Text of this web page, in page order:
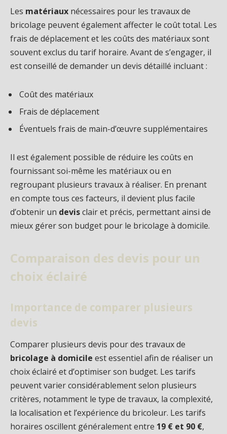
Les matériaux nécessaires pour les travaux de
bricolage peuvent également affecter le coût total. Les
frais de déplacement et les coûts des matériaux sont
souvent exclus du tarif horaire. Avant de s’engager, il
est conseillé de demander un devis détaillé incluant :
Coût des matériaux
Frais de déplacement
Éventuels frais de main-d’œuvre supplémentaires
Il est également possible de réduire les coûts en
fournissant soi-même les matériaux ou en
regroupant plusieurs travaux à réaliser. En prenant
en compte tous ces facteurs, il devient plus facile
d’obtenir un devisclair et précis, permettant ainsi de
mieux gérer son budget pour le bricolage à domicile.
Comparaison des devis pour un
choix éclairé
Importance de comparer plusieurs
devis
Comparer plusieurs devis pour des travaux de
bricolage à domicile est essentiel afin de réaliser un
choix éclairé et d’optimiser son budget. Les tarifs
peuvent varier considérablement selon plusieurs
critères, notamment le type de travaux, la complexité,
la localisation et l’expérience du bricoleur. Les tarifs
horaires oscillent généralement entre 19 € et 90 €,